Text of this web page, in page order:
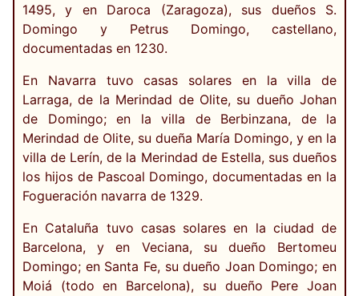
1495, y en Daroca (Zaragoza), sus dueños S.
Domingo y Petrus Domingo, castellano,
documentadas en 1230.
En Navarra tuvo casas solares en la villa de
Larraga, de la Merindad de Olite, su dueño Johan
de Domingo; en la villa de Berbinzana, de la
Merindad de Olite, su dueña María Domingo, y en la
villa de Lerín, de la Merindad de Estella, sus dueños
los hijos de Pascoal Domingo, documentadas en la
Fogueración navarra de 1329.
En Cataluña tuvo casas solares en la ciudad de
Barcelona, y en Veciana, su dueño Bertomeu
Domingo; en Santa Fe, su dueño Joan Domingo; en
Moiá (todo en Barcelona), su dueño Pere Joan